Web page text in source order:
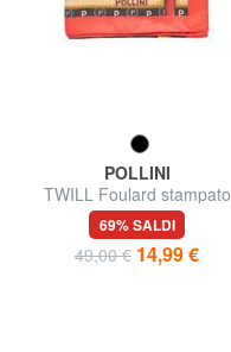
POLLINI
TWILL Foulard stampato
69% SALDI
49,00 € 14,99 €